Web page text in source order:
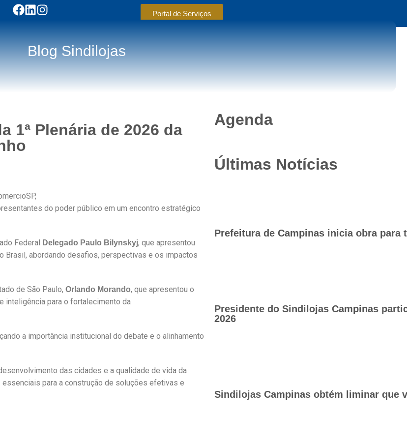
Portal de Serviços
Blog Sindilojas
1ª Plenária de 2026 da
,
do poder público em um encontro estratégico
Federal Delegado Paulo Bilynskyj, que apresentou
Brasil, abordando desafios, perspectivas e os impactos
de São Paulo, Orlando Morando, que apresentou o
inteligência para o fortalecimento da
a importância institucional do debate e o alinhamento
das cidades e a qualidade de vida da
para a construção de soluções efetivas e
Agenda
Últimas Notícias
Prefeitura de Campinas inicia obra para
Presidente do Sindilojas Campinas
2026
Sindilojas Campinas obtém liminar que